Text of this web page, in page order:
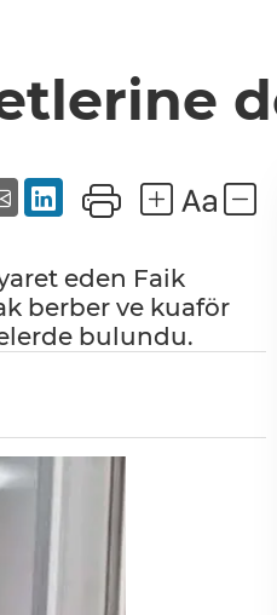
eden Faik
berber ve kuaför
bulundu.